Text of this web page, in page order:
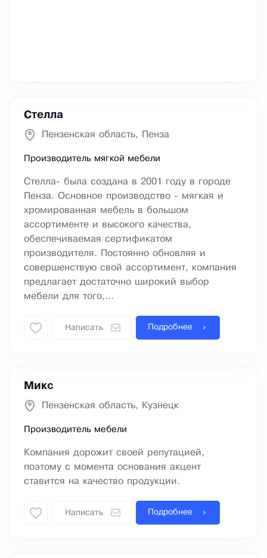
Стелла
Пензенская область, Пенза
Производитель мягкой мебели
Стелла- была создана в 2001 году в городе
Пенза. Основное производство - мягкая и
хромированная мебель в большом
ассортименте и высокого качества,
обеспечиваемая сертификатом
производителя. Постоянно обновляя и
совершенствую свой ассортимент, компания
предлагает достаточно широкий выбор
мебели для того,...
Написать Подробнее
Микс
Пензенская область, Кузнецк
Производитель мебели
Компания дорожит своей репутацией,
поэтому с момента основания акцент
ставится на качество продукции.
Написать Подробнее